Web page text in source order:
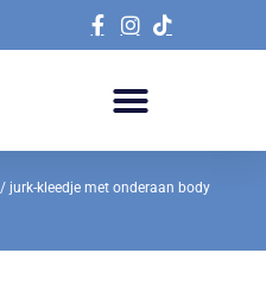
/ jurk-kleedje met onderaan body